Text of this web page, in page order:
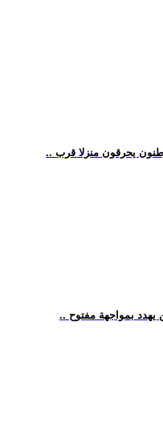
يحرقون منزلا قرب
يهدد بمواجهة مفتوح